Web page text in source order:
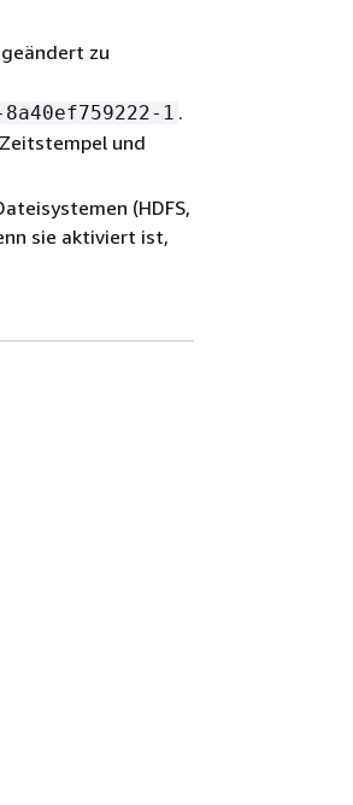
zu
8a40ef759222-1 .
und
(HDFS,
sie aktiviert ist,